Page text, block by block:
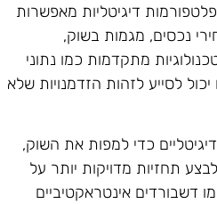
דיגיטליות מאפשרות
נכסים, מגמות בשוק,
מתקדמות כמו נתוני
לסייע לזהות הזדמנויות שלא
כדי למפות את השוק,
תחזיות מדויקות יותר על
דשבורדים אינטראקטיביים